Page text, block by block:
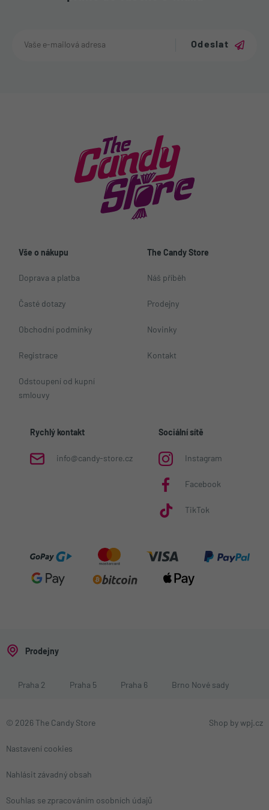
Odeslat
Vše o nákupu
Doprava a platba
Časté dotazy
Obchodní podmínky
Registrace
Odstoupení od kupní
smlouvy
The Candy Store
Náš příběh
Prodejny
Novinky
Kontakt
Rychlý kontakt
info@candy-store.cz
Sociální sítě
Instagram
Facebook
TikTok
Prodejny
Praha 2 Praha 5 Praha 6 Brno Nové sady
© 2026 The Candy Store
Nastavení cookies
Nahlásit závadný obsah
Souhlas se zpracováním osobních údajů
Shop by wpj.cz